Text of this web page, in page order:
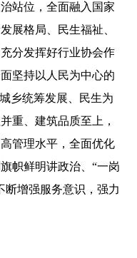
站位，全面融入国家
展格局、民生福祉、
分发挥好行业协会作
坚持以人民为中心的
乡统筹发展、民生为
重、建筑品质至上，
管理水平，全面优化
帜鲜明讲政治、“一岗
断增强服务意识，强力